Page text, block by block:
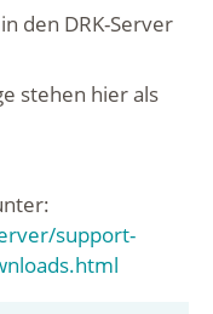
den DRK-Server
stehen hier als
support-